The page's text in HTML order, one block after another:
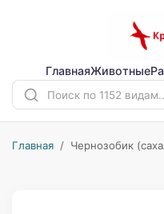
ГлавнаяЖивотные
Главная / Чернозобик